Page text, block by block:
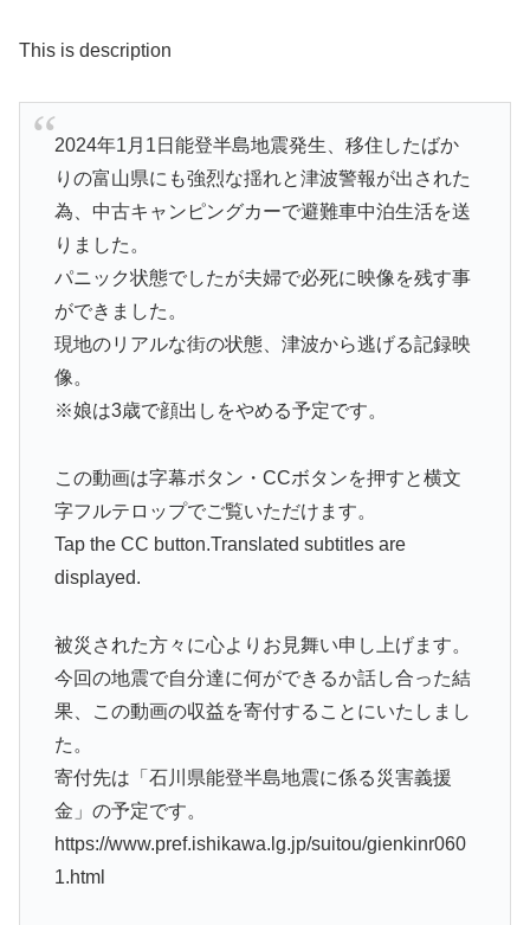
This is description
2024年1月1日能登半島地震発生、移住したばか
りの富山県にも強烈な揺れと津波警報が出された
為、中古キャンピングカーで避難車中泊生活を送
りました。
パニック状態でしたが夫婦で必死に映像を残す事
ができました。
現地のリアルな街の状態、津波から逃げる記録映
像。
※娘は3歳で顔出しをやめる予定です。
この動画は字幕ボタン・CCボタンを押すと横文
字フルテロップでご覧いただけます。
Tap the CC button.Translated subtitles are
displayed.
被災された方々に心よりお見舞い申し上げます。
今回の地震で自分達に何ができるか話し合った結
果、この動画の収益を寄付することにいたしまし
た。
寄付先は「石川県能登半島地震に係る災害義援
金」の予定です。
https://www.pref.ishikawa.lg.jp/suitou/gienkinr060
1.html